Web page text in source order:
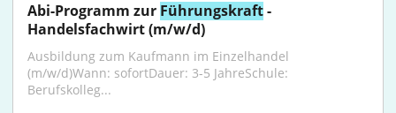
Abi-Programm zur Führungskraft -
Handelsfachwirt (m/w/d)
Ausbildung zum Kaufmann im Einzelhandel
(m/w/d)Wann: sofortDauer: 3-5 JahreSchule:
Berufskolleg...